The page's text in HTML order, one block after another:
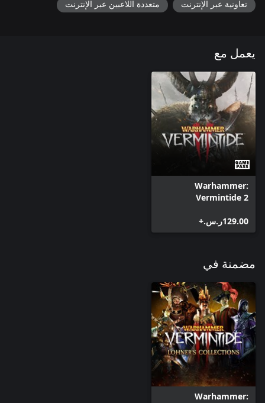
تعاونية عبر الإنترنت متعددة اللاعبين عبر الإنترنت
يعمل مع
Warhammer:
Vermintide 2
‪ر.س.‏‎129.00‬+
مضمنة في
Warhammer: